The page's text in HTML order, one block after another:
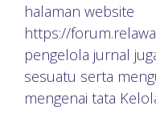
halaman website
https://
pengelola jurnal
sesuatu serta
mengenai tata